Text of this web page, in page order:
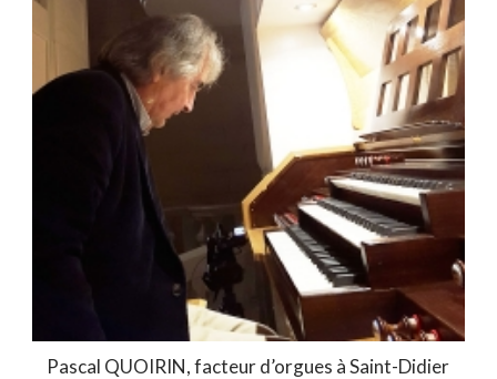
Pascal QUOIRIN, facteur d’orgues à Saint-Didier